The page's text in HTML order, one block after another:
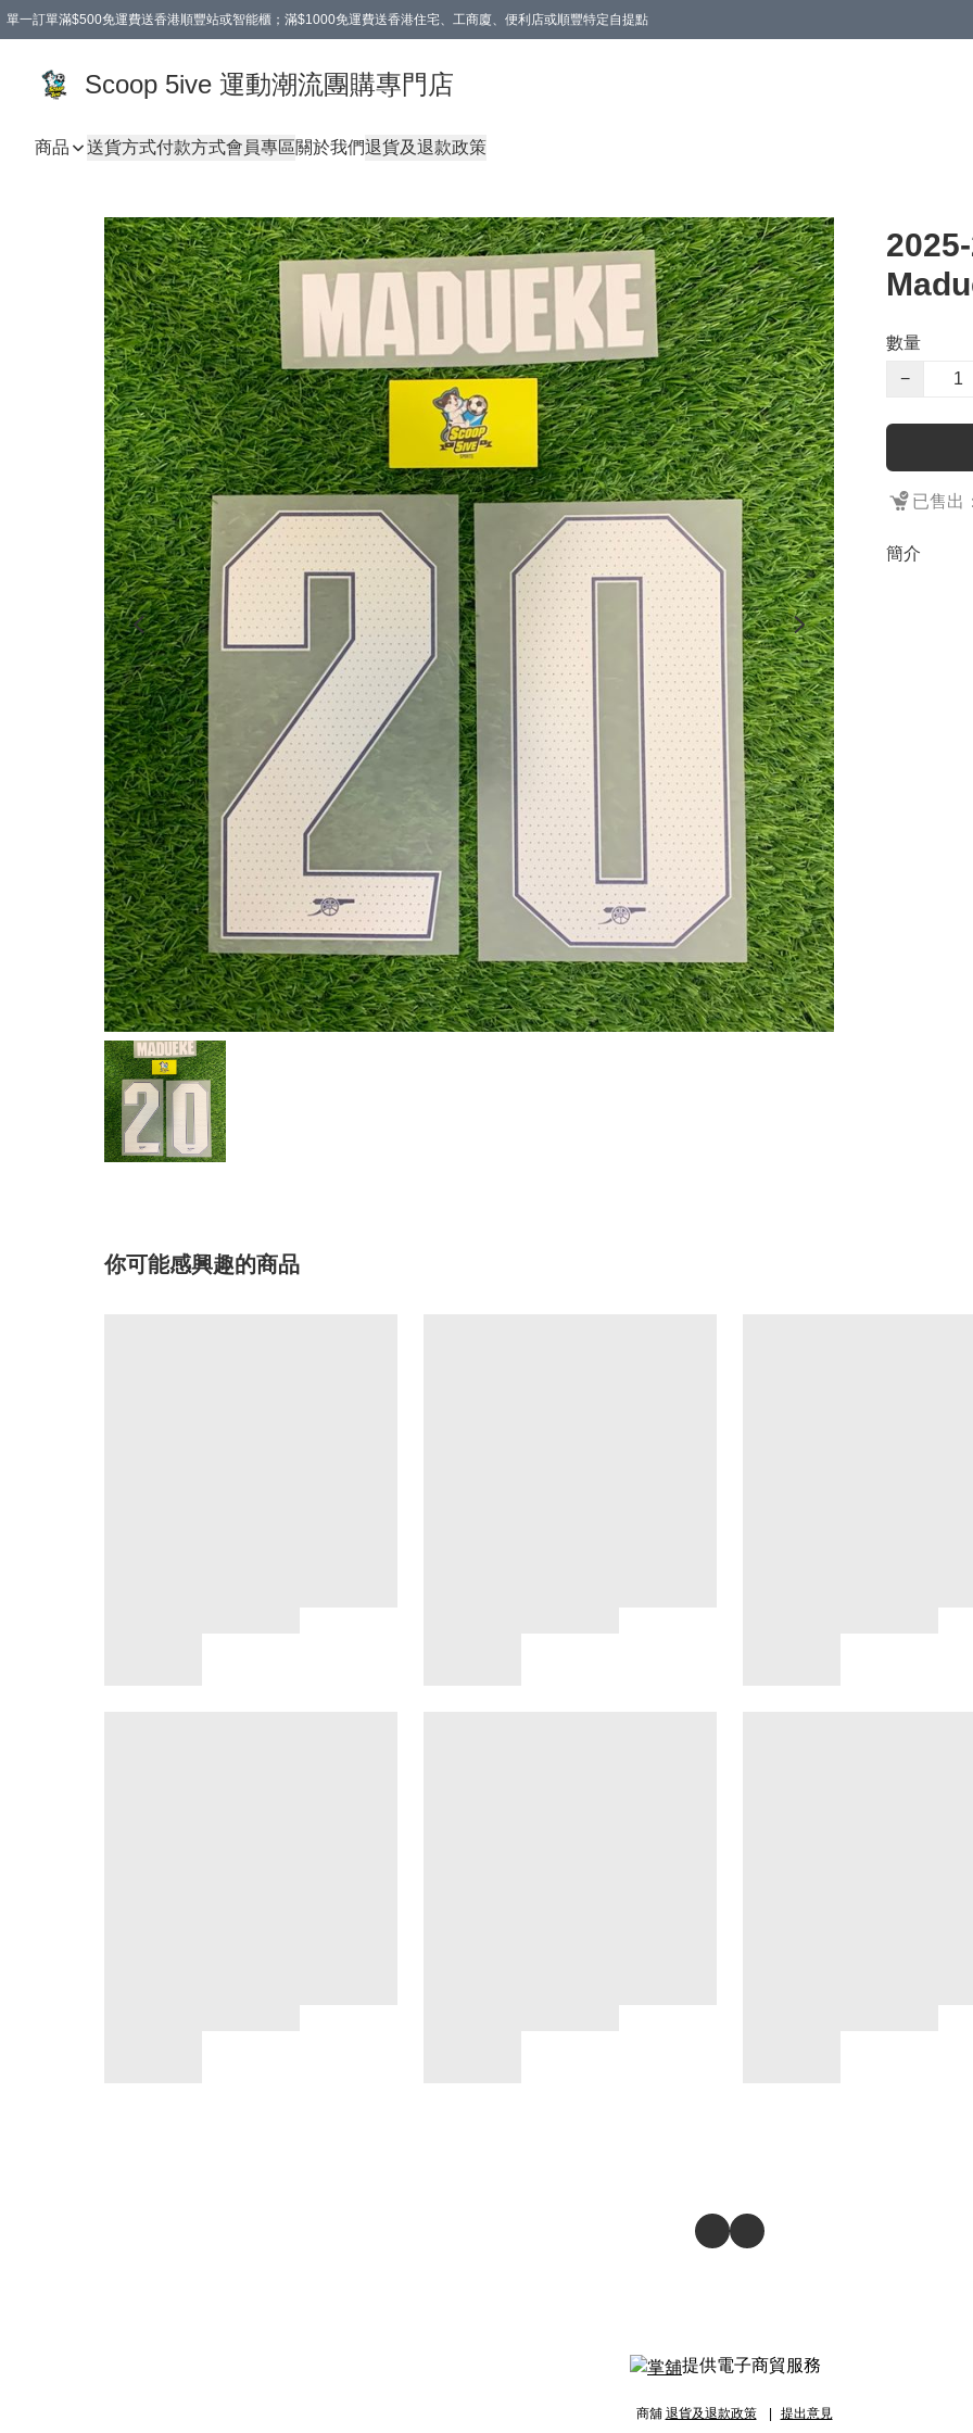
單一訂單滿$500免運費送香港順豐站或智能櫃；滿$1000免運費送香港住宅、工商廈、便利店或順豐特定自提點
Scoop 5ive 運動潮流團購專門店
商品 送貨方式付款方式會員專區關於我們退貨及退款政策
數量
−
已售出
簡介
你可能感興趣的商品
提供電子商貿服務
商舖 退貨及退款政策 提出意見